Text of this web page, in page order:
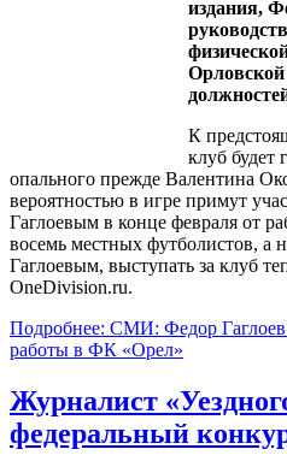
издания,
Орловской
К
клуб будет
опального прежде Валентина
вероятностью в игре примут
Гаглоевым в конце февраля от
восемь местных футболистов, а
Гаглоевым, выступать за клуб
One­Division.ru.
Подробнее: СМИ: Федор Гаглоев
работы в ФК «Орел»
Журналист
федеральный